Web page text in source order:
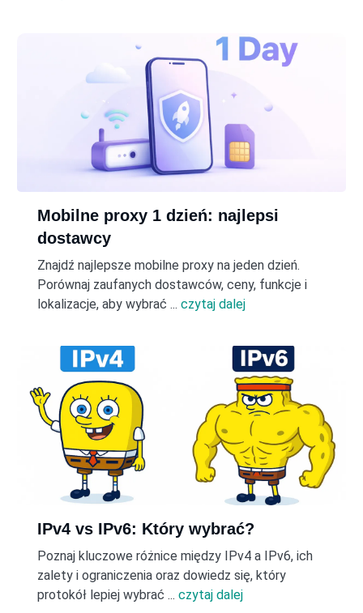
Mobilne proxy 1 dzień: najlepsi
dostawcy
Znajdź najlepsze mobilne proxy na jeden dzień.
Porównaj zaufanych dostawców, ceny, funkcje i
lokalizacje, aby wybrać ... czytaj dalej
IPv4 vs IPv6: Który wybrać?
Poznaj kluczowe różnice między IPv4 a IPv6, ich
zalety i ograniczenia oraz dowiedz się, który
protokół lepiej wybrać ... czytaj dalej